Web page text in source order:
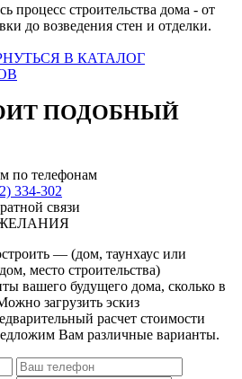
процесс строительства дома - от
до возведения стен и отделки.
В КАТАЛОГ
ПОДОБНЫЙ
по телефонам
334-302
связи
— (дом, таунхаус или
место строительства)
вашего будущего дома, сколько в
загрузить эскиз
расчет стоимости
Вам различные варианты.